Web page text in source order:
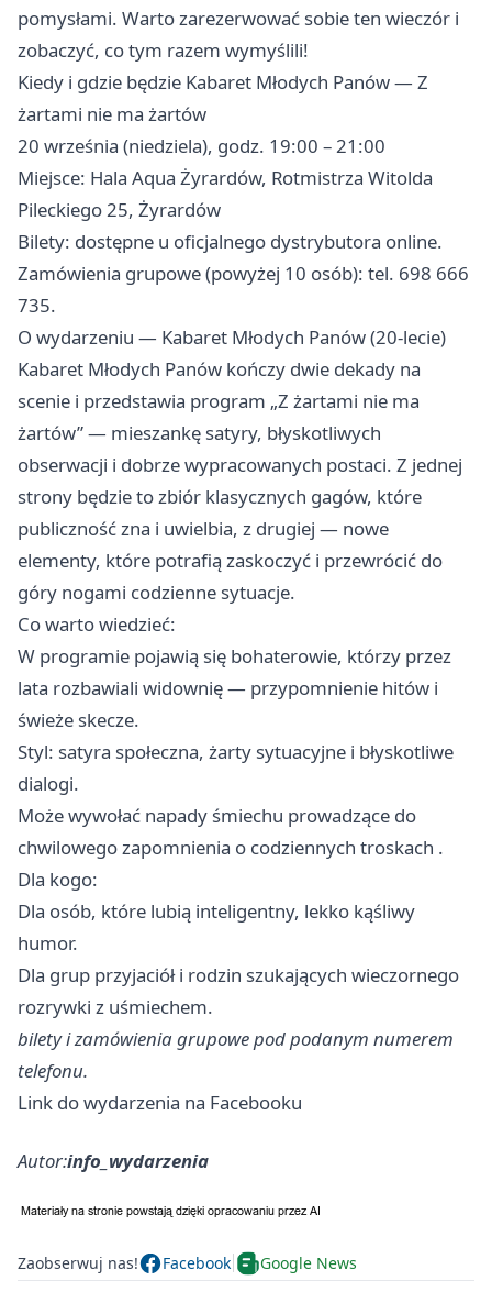
pomysłami. Warto zarezerwować sobie ten wieczór i
zobaczyć, co tym razem wymyślili!
Kiedy i gdzie będzie Kabaret Młodych Panów — Z
żartami nie ma żartów
20 września (niedziela), godz. 19:00 – 21:00
Miejsce: Hala Aqua Żyrardów, Rotmistrza Witolda
Pileckiego 25, Żyrardów
Bilety: dostępne u oficjalnego dystrybutora online.
Zamówienia grupowe (powyżej 10 osób): tel. 698 666
735.
O wydarzeniu — Kabaret Młodych Panów (20-lecie)
Kabaret Młodych Panów kończy dwie dekady na
scenie i przedstawia program „Z żartami nie ma
żartów” — mieszankę satyry, błyskotliwych
obserwacji i dobrze wypracowanych postaci. Z jednej
strony będzie to zbiór klasycznych gagów, które
publiczność zna i uwielbia, z drugiej — nowe
elementy, które potrafią zaskoczyć i przewrócić do
góry nogami codzienne sytuacje.
Co warto wiedzieć:
W programie pojawią się bohaterowie, którzy przez
lata rozbawiali widownię — przypomnienie hitów i
świeże skecze.
Styl: satyra społeczna, żarty sytuacyjne i błyskotliwe
dialogi.
Może wywołać napady śmiechu prowadzące do
chwilowego zapomnienia o codziennych troskach .
Dla kogo:
Dla osób, które lubią inteligentny, lekko kąśliwy
humor.
Dla grup przyjaciół i rodzin szukających wieczornego
rozrywki z uśmiechem.
bilety i zamówienia grupowe pod podanym numerem
telefonu.
Link do wydarzenia na Facebooku
Autor:info_wydarzenia
Zaobserwuj nas! Facebook Google News